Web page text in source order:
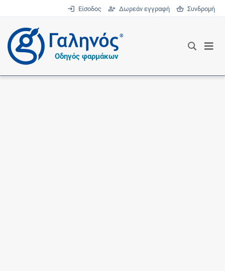
Είσοδος Δωρεάν εγγραφή Συνδρομή
®
Οδηγός φαρμάκων